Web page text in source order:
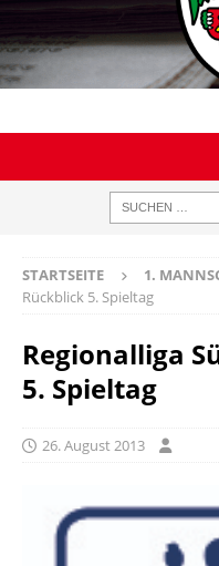
STARTSEITE 1.
Rückblick 5. Spieltag
Regionalliga
5. Spieltag
26. August 2013